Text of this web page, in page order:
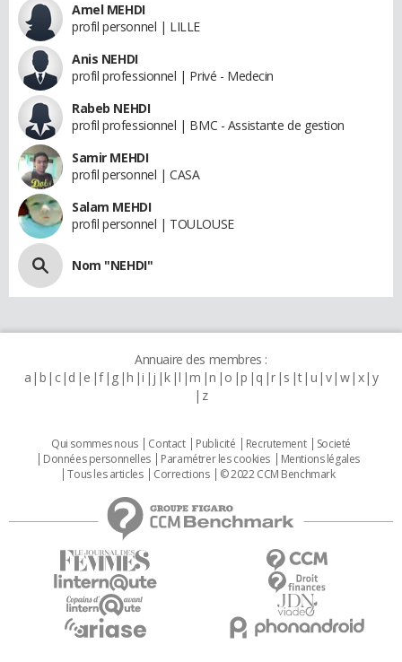
Amel MEHDI
profil personnel | LILLE
Anis NEHDI
profil professionnel | Privé - Medecin
Rabeb NEHDI
profil professionnel | BMC - Assistante de gestion
Samir MEHDI
profil personnel | CASA
Salam MEHDI
profil personnel | TOULOUSE
Nom "NEHDI"
Annuaire des membres :
a b c d e f g h i j k l m n o p q r s t u v w x y
z
Qui sommes nous Contact Publicité Recrutement
Societé
Données personnelles
Paramétrer les cookies
Mentions légales
Tous les articles
Corrections © 2022 CCM Benchmark